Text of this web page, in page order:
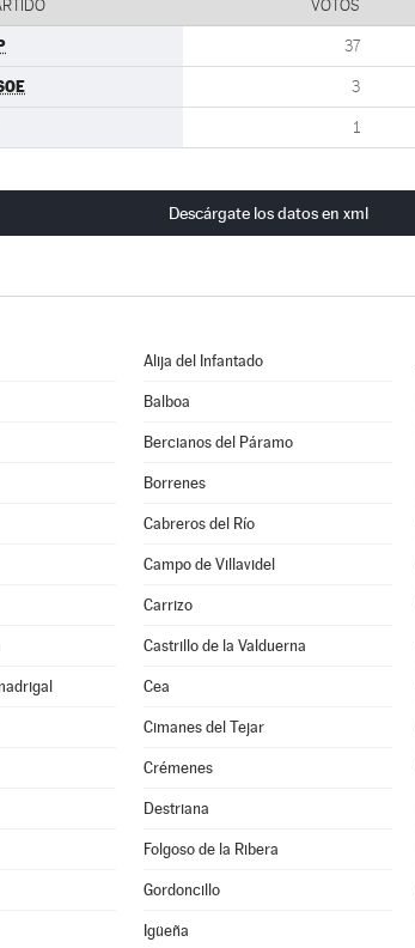
VOTOS
37
3
1
Descárgate los datos en xml
Alija del Infantado
Balboa
Bercianos del Páramo
Borrenes
Cabreros del Río
Campo de Villavidel
Carrizo
Castrillo de la Valduerna
Cea
Cimanes del Tejar
Crémenes
Destriana
Folgoso de la Ribera
Gordoncillo
Igüeña